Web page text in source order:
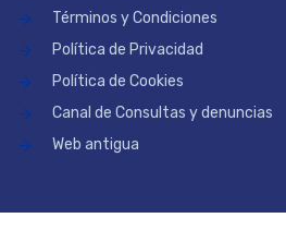
Términos y Condiciones
Política de Privacidad
Política de Cookies
Canal de Consultas y denuncias
Web antigua